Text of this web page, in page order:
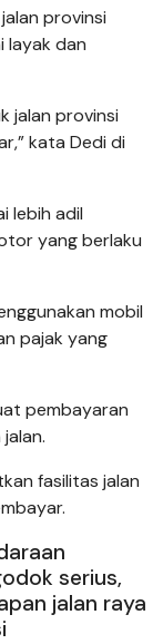
provinsi
layak dan
jalan provinsi
kata Dedi di
lebih adil
yang berlaku
mobil
pajak yang
pembayaran
fasilitas jalan
serius,
jalan raya